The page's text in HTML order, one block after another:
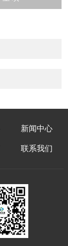
新闻中心
联系我们